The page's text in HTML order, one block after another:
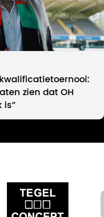
zien dat OH
is”